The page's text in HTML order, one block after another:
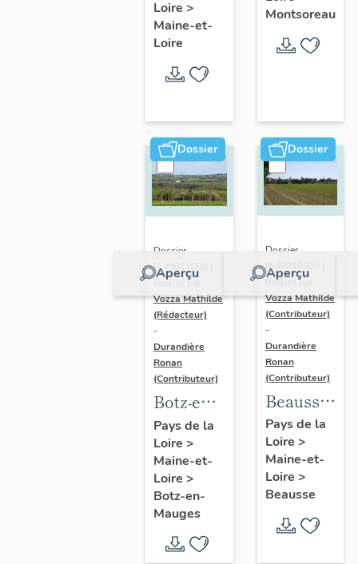
Loire :
présentation
l'opération
Loire >
Maine-et-
Loire
commune
Montsoreau
Dossier
Aperçu
Dossier
IA49011000 |
Réalisé par
Vozza Mathilde
(Rédacteur)
-
Durandière
Ronan
(Contributeur)
Botz-en-
Mauges :
présentation
de la
commune
Pays de la
Loire >
Maine-et-
Loire >
Botz-en-
Mauges
Dossier
Aperçu
Dossier
IA49010999 |
Réalisé par
Vozza Mathilde
(Contributeur)
-
Durandière
Ronan
(Contributeur)
Beausse :
de la
commune
Pays de la
Loire >
Maine-et-
Loire >
Beausse